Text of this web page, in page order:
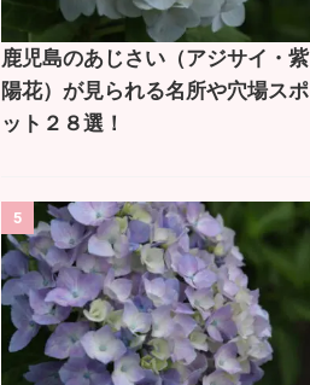
鹿児島のあじさい（アジサイ・紫
陽花）が見られる名所や穴場スポ
ット２８選！
5